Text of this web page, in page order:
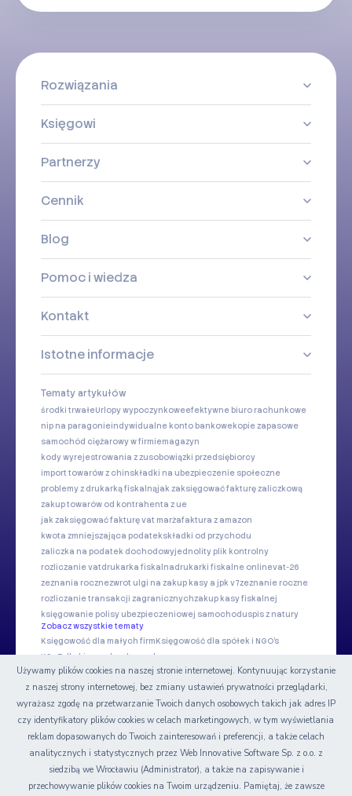
Rozwiązania
Księgowi
Partnerzy
Cennik
Blog
Pomoc i wiedza
Kontakt
Istotne informacje
Tematy artykułów
środki trwałeUrlopy wypoczynkoweefektywne biuro rachunkowe
nip na paragonieindywidualne konto bankowekopie zapasowe
samochód ciężarowy w firmiemagazyn
kody wyrejestrowania z zusobowiązki przedsiębiorcy
import towarów z chinskładki na ubezpieczenie społeczne
problemy z drukarką fiskalnąjak zaksięgować fakturę zaliczkową
zakup towarów od kontrahenta z ue
jak zaksięgować fakturę vat marżafaktura z amazon
kwota zmniejszająca podatekskładki od przychodu
zaliczka na podatek dochodowyjednolity plik kontrolny
rozliczanie vatdrukarka fiskalnadrukarki fiskalne onlinevat-26
zeznania rocznezwrot ulgi na zakup kasy a jpk v7zeznanie roczne
rozliczanie transakcji zagranicznychzakup kasy fiskalnej
księgowanie polisy ubezpieczeniowej samochoduspis z natury
Zobacz wszystkie tematy
Księgowość dla małych firmKsięgowość dla spółek i NGO's
KSeF dla biur rachunkowych
Nasze serwisy
Certyfikat
Używamy plików cookies na naszej stronie internetowej. Kontynuując korzystanie
z naszej strony internetowej, bez zmiany ustawień prywatności przeglądarki,
wyrażasz zgodę na przetwarzanie Twoich danych osobowych takich jak adres IP
czy identyfikatory plików cookies w celach marketingowych, w tym wyświetlania
reklam dopasowanych do Twoich zainteresowań i preferencji, a także celach
analitycznych i statystycznych przez Web Innovative Software Sp. z o.o. z
siedzibą we Wrocławiu (Administrator), a także na zapisywanie i
przechowywanie plików cookies na Twoim urządzeniu. Pamiętaj, że zawsze